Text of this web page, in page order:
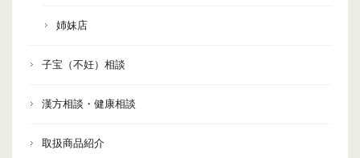
姉妹店
子宝（不妊）相談
漢方相談・健康相談
取扱商品紹介